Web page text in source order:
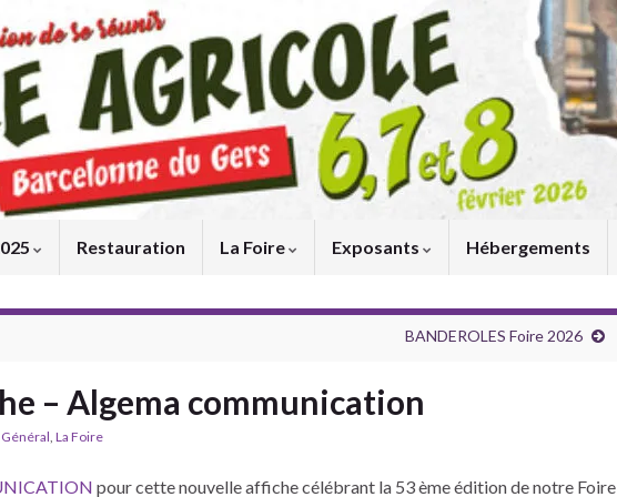
Restauration La Foire Exposants Hébergements
BANDEROLES Foire 2026
– Algema communication
Général, La Foire
pour cette nouvelle affiche célébrant la 53 ème édition de notre Foire